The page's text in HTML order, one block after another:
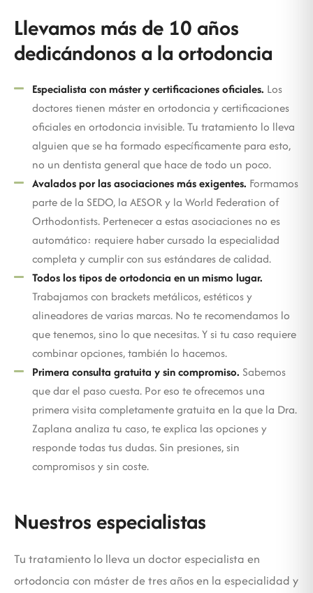
Llevamos más de 10 años
dedicándonos a la ortodoncia
Especialista con máster y certificaciones oficiales. Los
doctores tienen máster en ortodoncia y certificaciones
oficiales en ortodoncia invisible. Tu tratamiento lo lleva
alguien que se ha formado específicamente para esto,
no un dentista general que hace de todo un poco.
Avalados por las asociaciones más exigentes. Formamos
parte de la SEDO, la AESOR y la World Federation of
Orthodontists. Pertenecer a estas asociaciones no es
automático: requiere haber cursado la especialidad
completa y cumplir con sus estándares de calidad.
Todos los tipos de ortodoncia en un mismo lugar.
Trabajamos con brackets metálicos, estéticos y
alineadores de varias marcas. No te recomendamos lo
que tenemos, sino lo que necesitas. Y si tu caso requiere
combinar opciones, también lo hacemos.
Primera consulta gratuita y sin compromiso. Sabemos
que dar el paso cuesta. Por eso te ofrecemos una
primera visita completamente gratuita en la que la Dra.
Zaplana analiza tu caso, te explica las opciones y
responde todas tus dudas. Sin presiones, sin
compromisos y sin coste.
Nuestros especialistas
Tu tratamiento lo lleva un doctor especialista en
ortodoncia con máster de tres años en la especialidad y